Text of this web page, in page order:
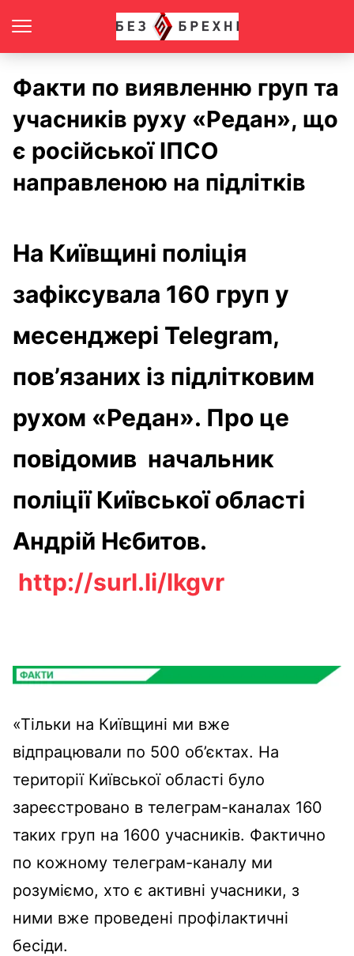
Факти по виявленню груп та
учасників руху «Редан», що
є російської ІПСО
направленою на підлітків
На Київщині поліція
зафіксувала 160 груп у
месенджері Telegram,
пов’язаних із підлітковим
рухом «Редан». Про це
повідомив начальник
поліції Київської області
Андрій Нєбитов.
http://surl.li/lkgvr
«Тільки на Київщині ми вже
відпрацювали по 500 об’єктах. На
території Київської області було
зареєстровано в телеграм-каналах 160
таких груп на 1600 учасників. Фактично
по кожному телеграм-каналу ми
розуміємо, хто є активні учасники, з
ними вже проведені профілактичні
бесіди.